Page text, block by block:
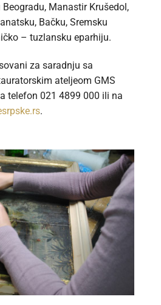
Manastir Krušedol,
Bačku, Sremsku
– tuzlansku eparhiju.
za saradnju sa
ateljeom GMS
telefon 021 4899 000 ili na
.